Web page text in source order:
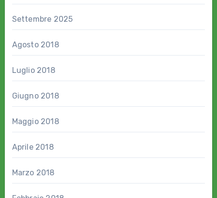
Settembre 2025
Agosto 2018
Luglio 2018
Giugno 2018
Maggio 2018
Aprile 2018
Marzo 2018